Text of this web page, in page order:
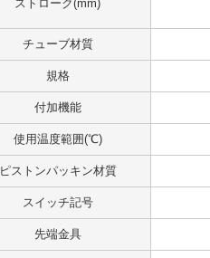
ストローク(mm)
チューブ材質
規格
付加機能
使用温度範囲(℃)
ピストンパッキン材質
スイッチ記号
先端金具